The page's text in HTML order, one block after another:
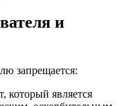
и
запрещается:
который является